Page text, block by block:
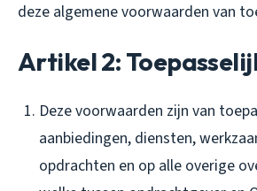
deze algemene voorwaarden van
Artikel 2:
Deze voorwaarden zijn van
aanbiedingen, diensten,
opdrachten en op alle overige